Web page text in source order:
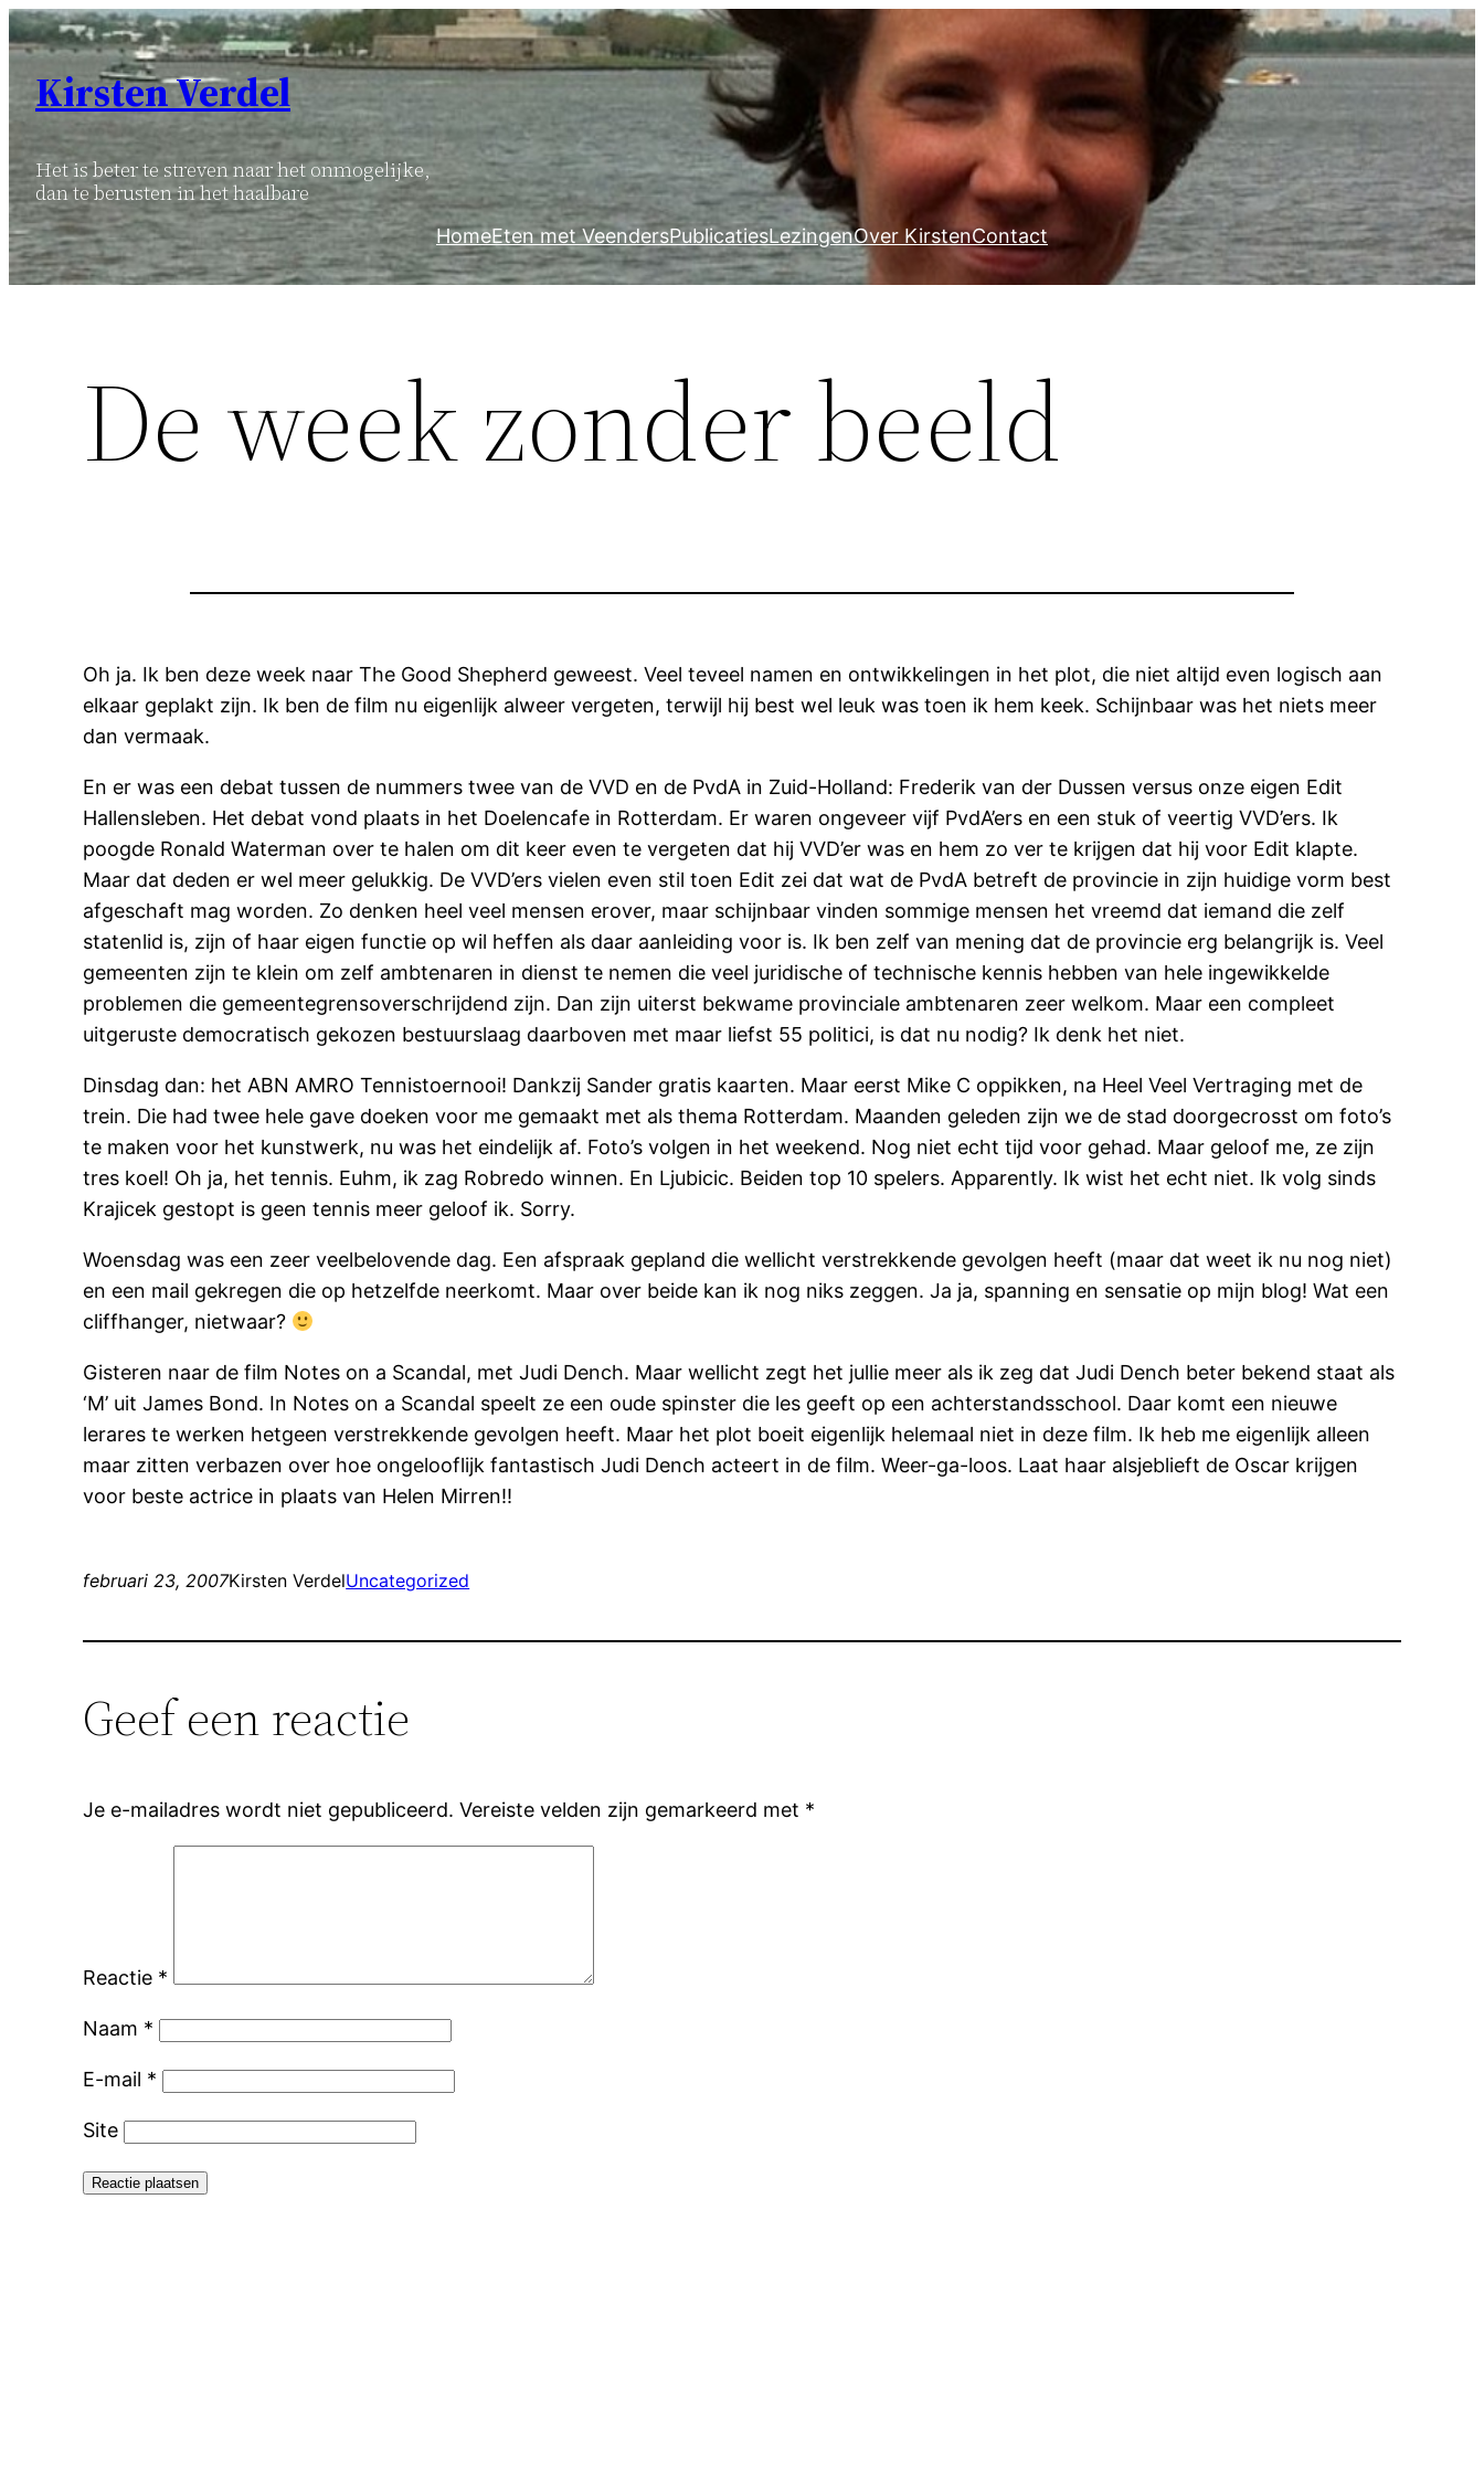
Ga
naar
inhoud
Kirsten Verdel
Het is beter te streven naar het onmogelijke,
dan te berusten in het haalbare
HomeEten met VeendersPublicatiesLezingenOver KirstenContact
De week zonder beeld
Oh ja. Ik ben deze week naar The Good Shepherd geweest. Veel teveel namen en ontwikkelingen in het plot, die niet altijd even logisch aan
elkaar geplakt zijn. Ik ben de film nu eigenlijk alweer vergeten, terwijl hij best wel leuk was toen ik hem keek. Schijnbaar was het niets meer
dan vermaak.
En er was een debat tussen de nummers twee van de VVD en de PvdA in Zuid-Holland: Frederik van der Dussen versus onze eigen Edit
Hallensleben. Het debat vond plaats in het Doelencafe in Rotterdam. Er waren ongeveer vijf PvdA’ers en een stuk of veertig VVD’ers. Ik
poogde Ronald Waterman over te halen om dit keer even te vergeten dat hij VVD’er was en hem zo ver te krijgen dat hij voor Edit klapte.
Maar dat deden er wel meer gelukkig. De VVD’ers vielen even stil toen Edit zei dat wat de PvdA betreft de provincie in zijn huidige vorm best
afgeschaft mag worden. Zo denken heel veel mensen erover, maar schijnbaar vinden sommige mensen het vreemd dat iemand die zelf
statenlid is, zijn of haar eigen functie op wil heffen als daar aanleiding voor is. Ik ben zelf van mening dat de provincie erg belangrijk is. Veel
gemeenten zijn te klein om zelf ambtenaren in dienst te nemen die veel juridische of technische kennis hebben van hele ingewikkelde
problemen die gemeentegrensoverschrijdend zijn. Dan zijn uiterst bekwame provinciale ambtenaren zeer welkom. Maar een compleet
uitgeruste democratisch gekozen bestuurslaag daarboven met maar liefst 55 politici, is dat nu nodig? Ik denk het niet.
Dinsdag dan: het ABN AMRO Tennistoernooi! Dankzij Sander gratis kaarten. Maar eerst Mike C oppikken, na Heel Veel Vertraging met de
trein. Die had twee hele gave doeken voor me gemaakt met als thema Rotterdam. Maanden geleden zijn we de stad doorgecrosst om foto’s
te maken voor het kunstwerk, nu was het eindelijk af. Foto’s volgen in het weekend. Nog niet echt tijd voor gehad. Maar geloof me, ze zijn
tres koel! Oh ja, het tennis. Euhm, ik zag Robredo winnen. En Ljubicic. Beiden top 10 spelers. Apparently. Ik wist het echt niet. Ik volg sinds
Krajicek gestopt is geen tennis meer geloof ik. Sorry.
Woensdag was een zeer veelbelovende dag. Een afspraak gepland die wellicht verstrekkende gevolgen heeft (maar dat weet ik nu nog niet)
en een mail gekregen die op hetzelfde neerkomt. Maar over beide kan ik nog niks zeggen. Ja ja, spanning en sensatie op mijn blog! Wat een
cliffhanger, nietwaar?
Gisteren naar de film Notes on a Scandal, met Judi Dench. Maar wellicht zegt het jullie meer als ik zeg dat Judi Dench beter bekend staat als
‘M’ uit James Bond. In Notes on a Scandal speelt ze een oude spinster die les geeft op een achterstandsschool. Daar komt een nieuwe
lerares te werken hetgeen verstrekkende gevolgen heeft. Maar het plot boeit eigenlijk helemaal niet in deze film. Ik heb me eigenlijk alleen
maar zitten verbazen over hoe ongelooflijk fantastisch Judi Dench acteert in de film. Weer-ga-loos. Laat haar alsjeblieft de Oscar krijgen
voor beste actrice in plaats van Helen Mirren!!
februari 23, 2007Kirsten VerdelUncategorized
Geef een reactie
Je e-mailadres wordt niet gepubliceerd. Vereiste velden zijn gemarkeerd met *
Reactie *
Naam *
E-mail *
Site